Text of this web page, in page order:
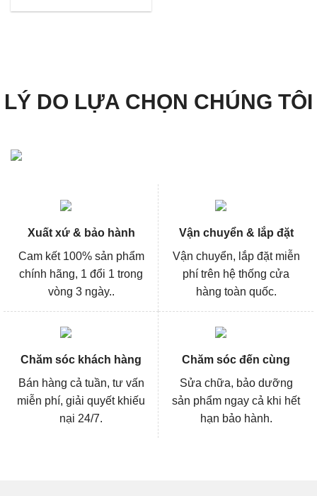
là:
tại
LÝ DO LỰA CHỌN CHÚNG TÔI
Xuất xứ & bảo hành
Cam kết 100% sản phẩm
chính hãng, 1 đổi 1 trong
vòng 3 ngày..
Vận chuyển & lắp đặt
Vận chuyển, lắp đặt miễn
phí trên hệ thống cửa
hàng toàn quốc.
Chăm sóc khách hàng
Bán hàng cả tuần, tư vấn
miễn phí, giải quyết khiếu
nại 24/7.
Chăm sóc đến cùng
Sửa chữa, bảo dưỡng
sản phẩm ngay cả khi hết
hạn bảo hành.